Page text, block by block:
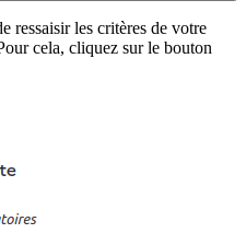
ressaisir les critères de votre
cela, cliquez sur le bouton